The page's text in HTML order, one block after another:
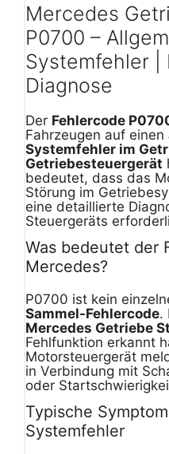
Mercedes
P0700 –
Systemfehler |
Diagnose
Der Fehlercode
Fahrzeugen auf einen
Systemfehler im
Getriebesteuergerät
bedeutet, dass das
Störung im
eine detaillierte
Steuergeräts
Was bedeutet der
Mercedes?
P0700 ist kein
Sammel-Fehlercode.
Mercedes Getriebe
Fehlfunktion erkannt
Motorsteuergerät
in Verbindung mit
oder
Typische
Systemfehler